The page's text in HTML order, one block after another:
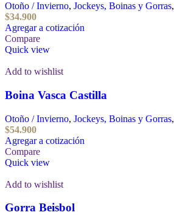
Otoño / Invierno, Jockeys, Boinas y Gorras,
$34.900
Agregar a cotización
Compare
Quick view
Add to wishlist
Boina Vasca Castilla
Otoño / Invierno, Jockeys, Boinas y Gorras,
$54.900
Agregar a cotización
Compare
Quick view
Add to wishlist
Gorra Beisbol